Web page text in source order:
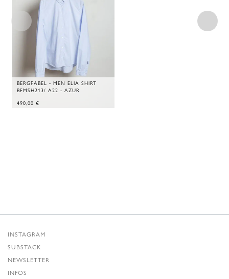
BERGFABEL - MEN ELIA SHIRT
BFMSH213/ A22 - AZUR
490,00 €
INSTAGRAM
SUBSTACK
NEWSLETTER
INFOS